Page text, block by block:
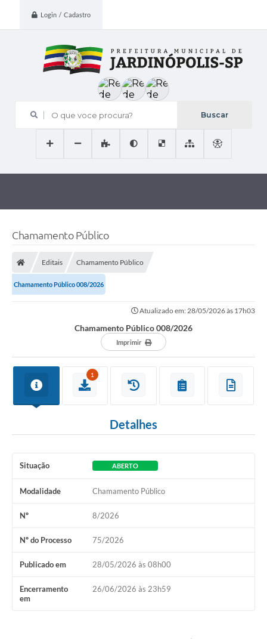
Login / Cadastro
O que voce procura?
Chamamento Público
Editais Chamamento Público
Chamamento Público 008/2026
Atualizado em: 28/05/2026 às 17h03
Chamamento Público 008/2026
Imprimir
1
Detalhes
Situação ABERTO
Modalidade Chamamento Público
Nº 8/2026
Nº do Processo 75/2026
Publicado em 28/05/2026 às 08h00
Encerramento
em
26/06/2026 às 23h59